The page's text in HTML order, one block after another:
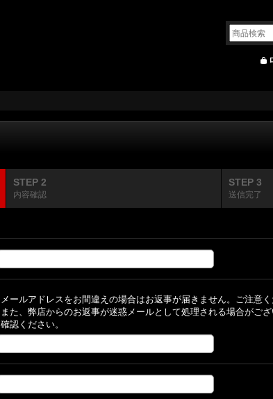
STEP 2
内容確認
STEP 3
送信完了
メールアドレスをお間違えの場合はお返事が届きません。ご注意く
また、弊店からのお返事が迷惑メールとして処理される場合がご
確認ください。